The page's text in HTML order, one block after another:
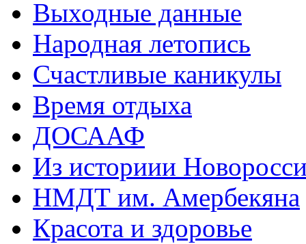
Выходные данные
Народная летопись
Счастливые каникулы
Время отдыха
ДОСААФ
Из историии
НМДТ им. Амербекяна
Красота и здоровье